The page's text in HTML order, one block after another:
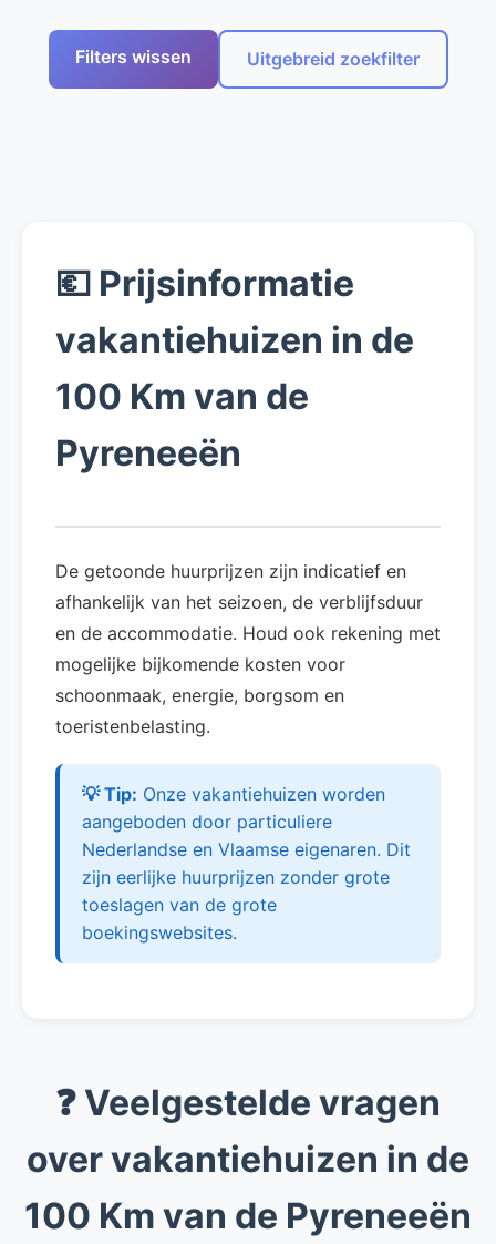
Filters wissen Uitgebreid zoekfilter
💶 Prijsinformatie
vakantiehuizen in de
100 Km van de
Pyreneeën
De getoonde huurprijzen zijn indicatief en
afhankelijk van het seizoen, de verblijfsduur
en de accommodatie. Houd ook rekening met
mogelijke bijkomende kosten voor
schoonmaak, energie, borgsom en
toeristenbelasting.
💡 Tip: Onze vakantiehuizen worden
aangeboden door particuliere
Nederlandse en Vlaamse eigenaren. Dit
zijn eerlijke huurprijzen zonder grote
toeslagen van de grote
boekingswebsites.
❓ Veelgestelde vragen
over vakantiehuizen in de
100 Km van de Pyreneeën